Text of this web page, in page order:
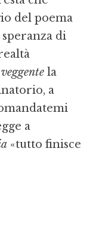
del poema
di
la
a
a
«tutto finisce